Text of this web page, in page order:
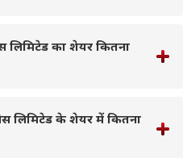
लिमिटेड का शेयर कितना
लिमिटेड के शेयर में कितना